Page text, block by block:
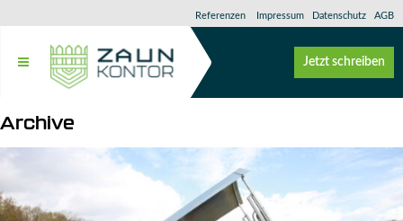
Referenzen Impressum Datenschutz AGB
Jetzt schreiben
Archive